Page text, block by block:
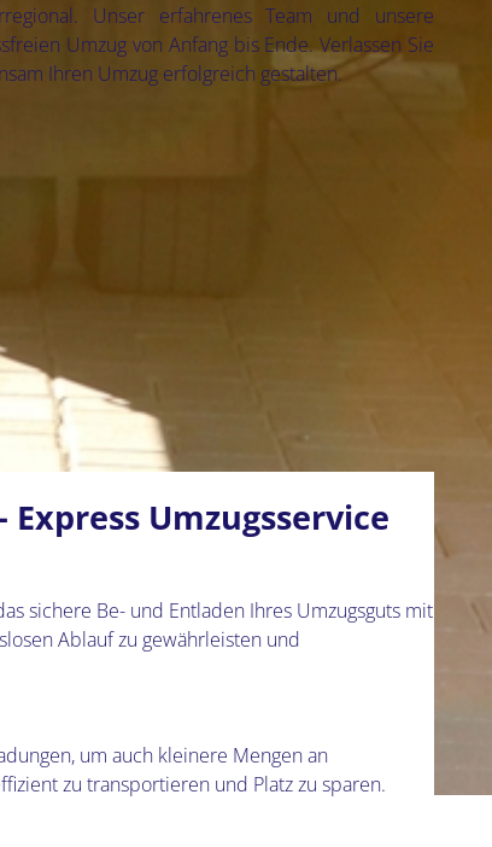
Unser erfahrenes Team und unsere
Umzug von Anfang bis Ende. Verlassen Sie
Ihren Umzug erfolgreich gestalten.
Umzugsservice
sichere Be- und Entladen Ihres Umzugsguts mit
Ablauf zu gewährleisten und
um auch kleinere Mengen an
zu transportieren und Platz zu sparen.